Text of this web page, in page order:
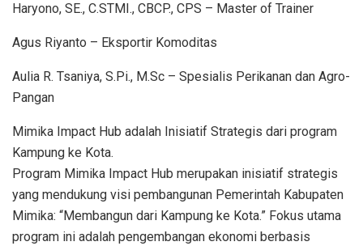
Haryono, SE., C.STMI., CBCP., CPS – Master of Trainer
Agus Riyanto – Eksportir Komoditas
Aulia R. Tsaniya, S.Pi., M.Sc – Spesialis Perikanan dan Agro-
Pangan
Mimika Impact Hub adalah Inisiatif Strategis dari program
Kampung ke Kota.
Program Mimika Impact Hub merupakan inisiatif strategis
yang mendukung visi pembangunan Pemerintah Kabupaten
Mimika: “Membangun dari Kampung ke Kota.” Fokus utama
program ini adalah pengembangan ekonomi berbasis